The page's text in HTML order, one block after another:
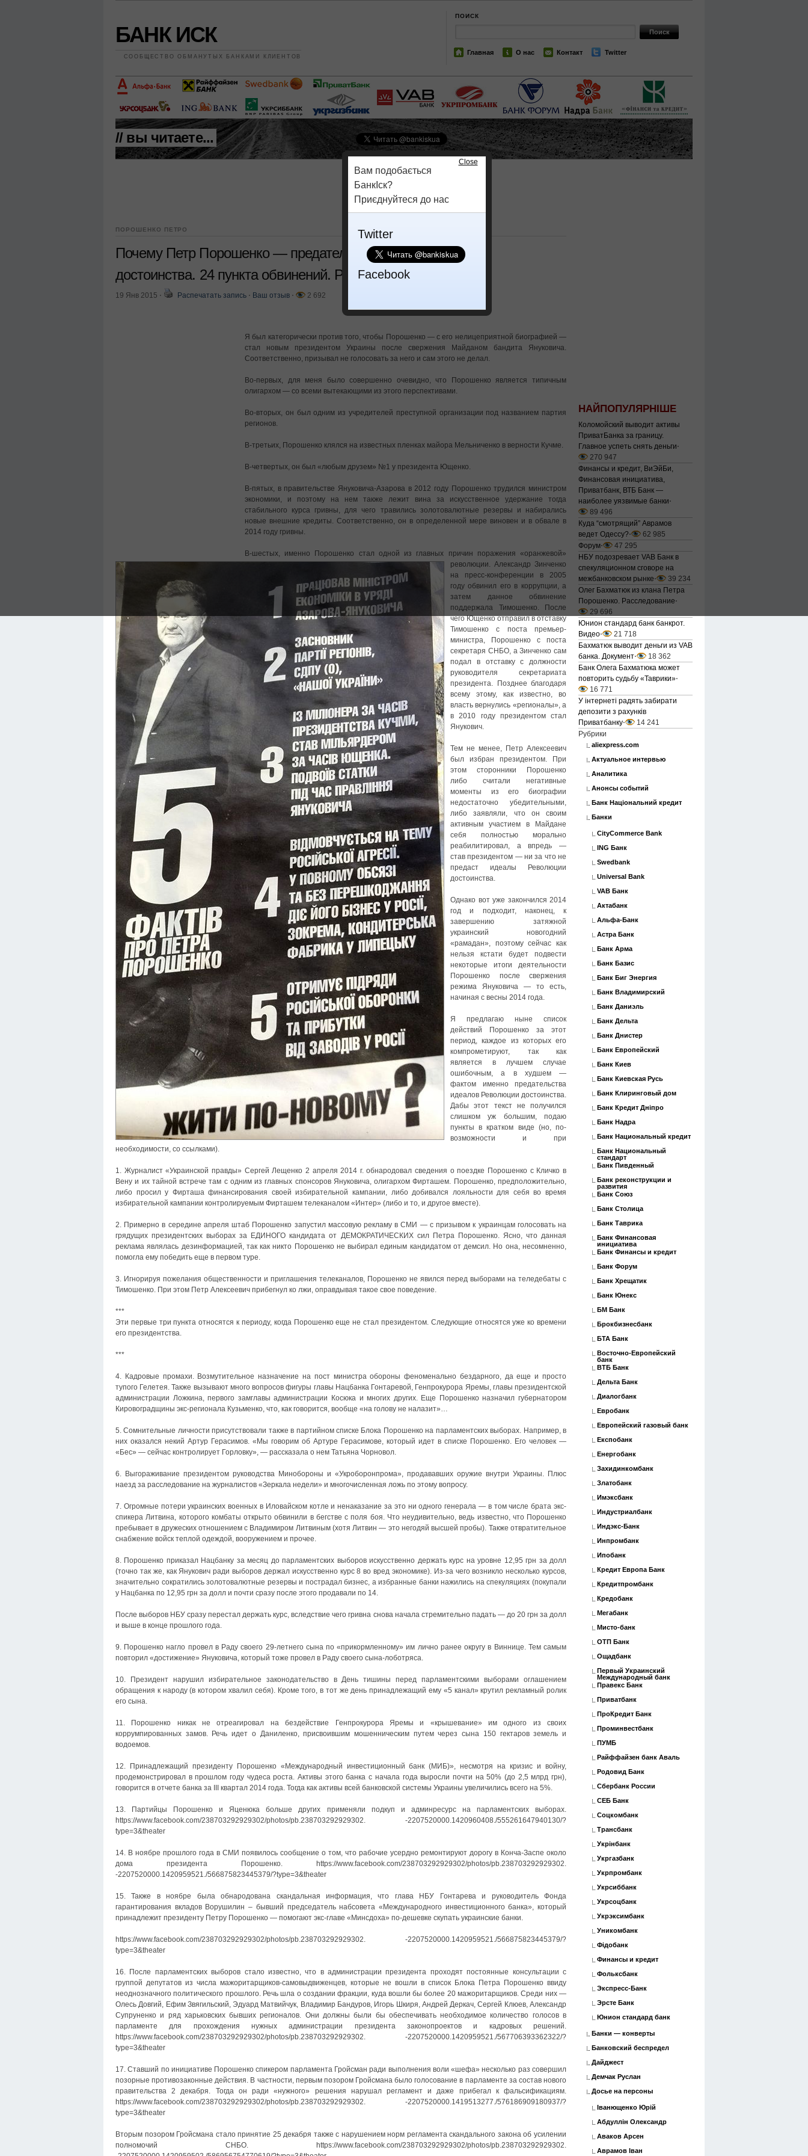
БАНК ИСК
СООБЩЕСТВО ОБМАНУТЫХ БАНКАМИ КЛИЕНТОВ
ПОИСК
Главная О нас Контакт Twitter
// вы читаете...
ПОРОШЕНКО ПЕТРО
Почему Петр Порошенко — предатель идеалов Революции
достоинства. 24 пункта обвинений. Расследование
19 Янв 2015 ⋅ Распечатать запись ⋅ Ваш отзыв ⋅ 2 692
Я был категорически против того, чтобы Порошенко — с его нелицеприятной биографией —
стал новым президентом Украины после свержения Майданом бандита Януковича.
Соответственно, призывал не голосовать за него и сам этого не делал.
Во-первых, для меня было совершенно очевидно, что Порошенко является типичным
олигархом — со всеми вытекающими из этого перспективами.
Во-вторых, он был одним из учредителей преступной организации под названием партия
регионов.
В-третьих, Порошенко клялся на известных пленках майора Мельниченко в верности Кучме.
В-четвертых, он был «любым друзем» №1 у президента Ющенко.
В-пятых, в правительстве Януковича-Азарова в 2012 году Порошенко трудился министром
экономики, и поэтому на нем также лежит вина за искусственное удержание тогда
стабильного курса гривны, для чего травились золотовалютные резервы и набирались
новые внешние кредиты. Соответственно, он в определенной мере виновен и в обвале в
2014 году гривны.
В-шестых, именно Порошенко стал одной из главных причин поражения «оранжевой»
революции. Александр Зинченко
на пресс-конференции в 2005
году обвинил его в коррупции, а
затем данное обвинение
поддержала Тимошенко. После
чего Ющенко отправил в отставку
Тимошенко с поста премьер-
министра, Порошенко с поста
секретаря СНБО, а Зинченко сам
подал в отставку с должности
руководителя секретариата
президента. Позднее благодаря
всему этому, как известно, во
власть вернулись «регионалы», а
в 2010 году президентом стал
Янукович.
Тем не менее, Петр Алексеевич
был избран президентом. При
этом сторонники Порошенко
либо считали негативные
моменты из его биографии
недостаточно убедительными,
либо заявляли, что он своим
активным участием в Майдане
себя полностью морально
реабилитировал, а впредь —
став президентом — ни за что не
предаст идеалы Революции
достоинства.
Однако вот уже закончился 2014
год и подходит, наконец, к
завершению затяжной
украинский новогодний
«рамадан», поэтому сейчас как
нельзя кстати будет подвести
некоторые итоги деятельности
Порошенко после свержения
режима Януковича — то есть,
начиная с весны 2014 года.
Я предлагаю ныне список
действий Порошенко за этот
период, каждое из которых его
компрометируют, так как
является в лучшем случае
ошибочным, а в худшем —
фактом именно предательства
идеалов Революции достоинства.
Дабы этот текст не получился
слишком уж большим, подаю
пункты в кратком виде (но, по-
возможности и при
необходимости, со ссылками).
1. Журналист «Украинской правды» Сергей Лещенко 2 апреля 2014 г. обнародовал сведения о поездке Порошенко с Кличко в
Вену и их тайной встрече там с одним из главных спонсоров Януковича, олигархом Фирташем. Порошенко, предположительно,
либо просил у Фирташа финансирования своей избирательной кампании, либо добивался лояльности для себя во время
избирательной кампании контролируемым Фирташем телеканалом «Интер» (либо и то, и другое вместе).
2. Примерно в середине апреля штаб Порошенко запустил массовую рекламу в СМИ — с призывом к украинцам голосовать на
грядущих президентских выборах за ЕДИНОГО кандидата от ДЕМОКРАТИЧЕСКИХ сил Петра Порошенко. Ясно, что данная
реклама являлась дезинформацией, так как никто Порошенко не выбирал единым кандидатом от демсил. Но она, несомненно,
помогла ему победить еще в первом туре.
3. Игнорируя пожелания общественности и приглашения телеканалов, Порошенко не явился перед выборами на теледебаты с
Тимошенко. При этом Петр Алексеевич прибегнул ко лжи, оправдывая такое свое поведение.
***
Эти первые три пункта относятся к периоду, когда Порошенко еще не стал президентом. Следующие относятся уже ко времени
его президентства.
***
4. Кадровые промахи. Возмутительное назначение на пост министра обороны феноменально бездарного, да еще и просто
тупого Гелетея. Также вызывают много вопросов фигуры главы Нацбанка Гонтаревой, Генпрокурора Яремы, главы президентской
администрации Ложкина, первого замглавы администрации Косюка и многих других. Еще Порошенко назначил губернатором
Кировоградщины экс-регионала Кузьменко, что, как говорится, вообще «на голову не налазит»…
5. Сомнительные личности присутствовали также в партийном списке Блока Порошенко на парламентских выборах. Например, в
них оказался некий Артур Герасимов. «Мы говорим об Артуре Герасимове, который идет в списке Порошенко. Его человек —
«Бес» — сейчас контролирует Горловку», — рассказала о нем Татьяна Чорновол.
6. Выгораживание президентом руководства Минобороны и «Укроборонпрома», продававших оружие внутри Украины. Плюс
наезд за расследование на журналистов «Зеркала недели» и многочисленная ложь по этому вопросу.
7. Огромные потери украинских военных в Иловайском котле и ненаказание за это ни одного генерала — в том числе брата экс-
спикера Литвина, которого комбаты открыто обвинили в бегстве с поля боя. Что неудивительно, ведь известно, что Порошенко
пребывает в дружеских отношением с Владимиром Литвиным (хотя Литвин — это негодяй высшей пробы). Также отвратительное
снабжение войск теплой одеждой, вооружением и прочее.
8. Порошенко приказал Нацбанку за месяц до парламентских выборов искусственно держать курс на уровне 12,95 грн за долл
(точно так же, как Янукович ради выборов держал искусственно курс 8 во вред экономике). Из-за чего возникло несколько курсов,
значительно сократились золотовалютные резервы и пострадал бизнес, а избранные банки нажились на спекуляциях (покупали
у Нацбанка по 12,95 грн за долл и почти сразу после этого продавали по 14.
После выборов НБУ сразу перестал держать курс, вследствие чего гривна снова начала стремительно падать — до 20 грн за долл
и выше в конце прошлого года.
9. Порошенко нагло провел в Раду своего 29-летнего сына по «прикормленному» им лично ранее округу в Виннице. Тем самым
повторил «достижение» Януковича, который тоже провел в Раду своего сына-лоботряса.
10. Президент нарушил избирательное законодательство в День тишины перед парламентскими выборами оглашением
обращения к народу (в котором хвалил себя). Кроме того, в тот же день принадлежащий ему «5 канал» крутил рекламный ролик
его сына.
11. Порошенко никак не отреагировал на бездействие Генпрокурора Яремы и «крышевание» им одного из своих
коррумпированных замов. Речь идет о Даниленко, присвоившим мошенническим путем через сына 150 гектаров земель и
водоемов.
12. Принадлежащий президенту Порошенко «Международный инвестиционный банк (МИБ)», несмотря на кризис и войну,
продемонстрировал в прошлом году чудеса роста. Активы этого банка с начала года выросли почти на 50% (до 2,5 млрд грн),
говорится в отчете банка за III квартал 2014 года. Тогда как активы всей банковской системы Украины увеличились всего на 5%.
13. Партийцы Порошенко и Яценюка больше других применяли подкуп и админресурс на парламентских выборах.
https://www.facebook.com/238703292929302/photos/pb.238703292929302. -2207520000.1420960408./555261647940130/?
type=3&theater
14. В ноябре прошлого года в СМИ появилось сообщение о том, что рабочие усердно ремонтируют дорогу в Конча-Заспе около
дома президента Порошенко. https://www.facebook.com/238703292929302/photos/pb.238703292929302.
-2207520000.1420959521./566875823445379/?type=3&theater
15. Также в ноябре была обнародована скандальная информация, что глава НБУ Гонтарева и руководитель Фонда
гарантирования вкладов Ворушилин – бывший председатель набсовета «Международного инвестиционного банка», который
принадлежит президенту Петру Порошенко — помогают экс-главе «Минсдоха» по-дешевке скупать украинские банки.
https://www.facebook.com/238703292929302/photos/pb.238703292929302. -2207520000.1420959521./566875823445379/?
type=3&theater
16. После парламентских выборов стало известно, что в администрации президента проходят постоянные консультации с
группой депутатов из числа мажоритарщиков-самовыдвиженцев, которые не вошли в список Блока Петра Порошенко ввиду
неоднозначного политического прошлого. Речь шла о создании фракции, куда вошли бы более 20 мажоритарщиков. Среди них —
Олесь Довгий, Ефим Звягильский, Эдуард Матвийчук, Владимир Бандуров, Игорь Шкиря, Андрей Деркач, Сергей Клюев, Александр
Супруненко и ряд харьковских бывших регионалов. Они должны были бы обеспечивать необходимое количество голосов в
парламенте для прохождения нужных администрации президента законопроектов и кадровых решений.
https://www.facebook.com/238703292929302/photos/pb.238703292929302. -2207520000.1420959521./567706393362322/?
type=3&theater
17. Ставший по инициативе Порошенко спикером парламента Гройсман ради выполнения воли «шефа» несколько раз совершил
позорные противозаконные действия. В частности, первым позором Гройсмана было голосование в парламенте за состав нового
правительства 2 декабря. Тогда он ради «нужного» решения нарушал регламент и даже прибегал к фальсификациям.
https://www.facebook.com/238703292929302/photos/pb.238703292929302. -2207520000.1419513277./576186909180937/?
type=3&theater
Вторым позором Гройсмана стало принятие 25 декабря также с нарушением норм регламента скандального закона об усилении
полномочий СНБО. https://www.facebook.com/238703292929302/photos/pb.238703292929302.
НАЙПОПУЛЯРНІШЕ
Коломойский выводит активы
ПриватБанка за границу.
Главное успеть снять деньги⋅
270 947
Финансы и кредит, ВиЭйБи,
Финансовая инициатива,
Приватбанк, ВТБ Банк —
наиболее уязвимые банки⋅
89 496
Куда “смотрящий” Аврамов
ведет Одессу?⋅
62 985
Форум⋅
47 295
НБУ подозревает VAB Банк в
спекуляционном сговоре на
межбанковском рынке⋅
39 234
Олег Бахматюк из клана Петра
Порошенко. Расследование⋅
29 696
Юнион стандард банк банкрот.
Видео⋅
21 718
Бахматюк выводит деньги из VAB
банка. Документ⋅
18 362
Банк Олега Бахматюка может
повторить судьбу «Таврики»⋅
16 771
У інтернеті радять забирати
депозити з рахунків
Приватбанку⋅
14 241
Рубрики
aliexpress.com
Актуальное интервью
Аналитика
Анонсы событий
Банк Національний кредит
Банки
CityCommerce Bank
ING Банк
Swedbank
Universal Bank
VAB Банк
Актабанк
Альфа-Банк
Астра Банк
Банк Арма
Банк Базис
Банк Биг Энергия
Банк Владимирский
Банк Даниэль
Банк Дельта
Банк Днистер
Банк Европейский
Банк Киев
Банк Киевская Русь
Банк Клиринговый дом
Банк Кредит Дніпро
Банк Надра
Банк Национальный кредит
Банк Национальный
стандарт
Банк Пивденный
Банк реконструкции и
развития
Банк Союз
Банк Столица
Банк Таврика
Банк Финансовая
инициатива
Банк Финансы и кредит
Банк Форум
Банк Хрещатик
Банк Юнекс
БМ Банк
Брокбизнесбанк
БТА Банк
Восточно-Европейский
банк
ВТБ Банк
Дельта Банк
Диалогбанк
Евробанк
Европейский газовый банк
Експобанк
Енергобанк
Захидинкомбанк
Златобанк
Имэксбанк
Индустриалбанк
Индэкс-Банк
Инпромбанк
Ипобанк
Кредит Европа Банк
Кредитпромбанк
Кредобанк
Мегабанк
Мисто-банк
ОТП Банк
Ощадбанк
Первый Украинский
Международный банк
Правекс Банк
Приватбанк
ПроКредит Банк
Проминвестбанк
ПУМБ
Райффайзен банк Аваль
Родовид Банк
Сбербанк России
СЕБ Банк
Соцкомбанк
Трансбанк
Укрінбанк
Укргазбанк
Укрпромбанк
Укрсиббанк
Укрсоцбанк
Укрэксимбанк
Уникомбанк
Фідобанк
Финансы и кредит
Фольксбанк
Экспресс-Банк
Эрсте Банк
Юнион стандард банк
Банки — конверты
Банковский беспредел
Дайджест
Демчак Руслан
Досье на персоны
Іванющенко Юрій
Абдуллін Олександр
Аваков Арсен
Аврамов Іван
Close
Вам подобається
БанкІск?
Приєднуйтеся до нас
Twitter
Facebook